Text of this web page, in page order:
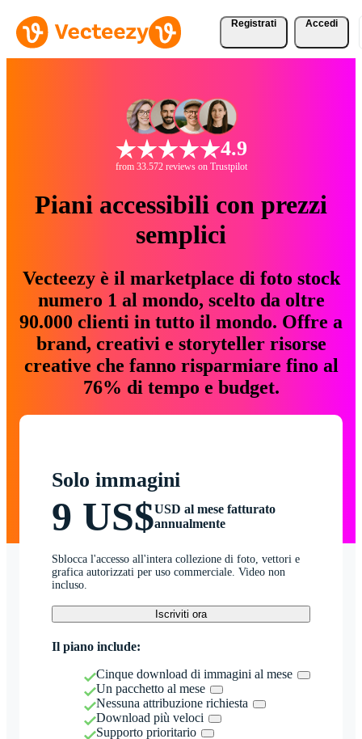
Registrati Accedi
4.9
from 33.572 reviews on Trustpilot
Piani accessibili con prezzi
semplici
Vecteezy è il marketplace di foto stock
numero 1 al mondo, scelto da oltre
90.000 clienti in tutto il mondo. Offre a
brand, creativi e storyteller risorse
creative che fanno risparmiare fino al
76% di tempo e budget.
Solo immagini
9 US$USD al mese fatturato
annualmente
Sblocca l'accesso all'intera collezione di foto, vettori e
grafica autorizzati per uso commerciale. Video non
incluso.
Iscriviti ora
Il piano include:
Cinque download di immagini al mese
Un pacchetto al mese
Nessuna attribuzione richiesta
Download più veloci
Supporto prioritario